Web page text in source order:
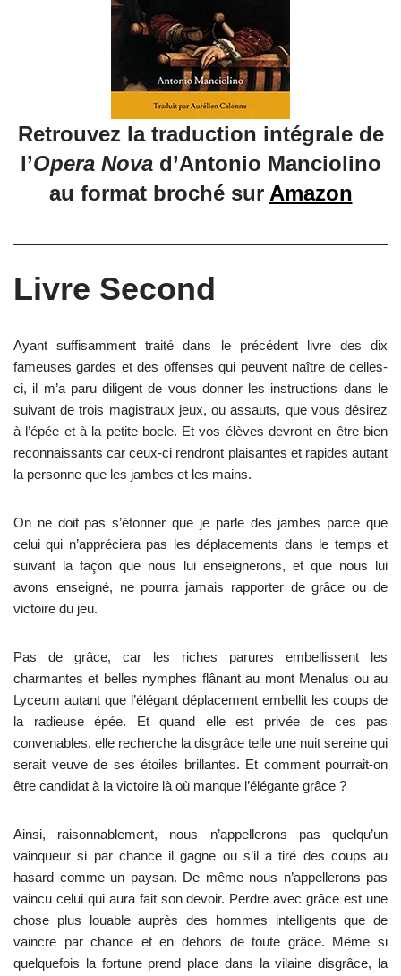
Retrouvez la traduction intégrale de
l’Opera Novad’Antonio Manciolino
au format broché sur Amazon
Livre Second
Ayant suffisamment traité dans le précédent livre des dix
fameuses gardes et des offenses qui peuvent naître de celles-
ci, il m’a paru diligent de vous donner les instructions dans le
suivant de trois magistraux jeux, ou assauts, que vous désirez
à l’épée et à la petite bocle. Et vos élèves devront en être bien
reconnaissants car ceux-ci rendront plaisantes et rapides autant
la personne que les jambes et les mains.
On ne doit pas s’étonner que je parle des jambes parce que
celui qui n’appréciera pas les déplacements dans le temps et
suivant la façon que nous lui enseignerons, et que nous lui
avons enseigné, ne pourra jamais rapporter de grâce ou de
victoire du jeu.
Pas de grâce, car les riches parures embellissent les
charmantes et belles nymphes flânant au mont Menalus ou au
Lyceum autant que l’élégant déplacement embellit les coups de
la radieuse épée. Et quand elle est privée de ces pas
convenables, elle recherche la disgrâce telle une nuit sereine qui
serait veuve de ses étoiles brillantes. Et comment pourrait-on
être candidat à la victoire là où manque l’élégante grâce ?
Ainsi, raisonnablement, nous n’appellerons pas quelqu’un
vainqueur si par chance il gagne ou s’il a tiré des coups au
hasard comme un paysan. De même nous n’appellerons pas
vaincu celui qui aura fait son devoir. Perdre avec grâce est une
chose plus louable auprès des hommes intelligents que de
vaincre par chance et en dehors de toute grâce. Même si
quelquefois la fortune prend place dans la vilaine disgrâce, la